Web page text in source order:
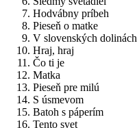
Hodvábny príbeh
Pieseň o matke
V slovenských dolinách
Hraj, hraj
Čo ti je
Matka
Pieseň pre milú
S úsmevom
Batoh s páperím
Tento svet